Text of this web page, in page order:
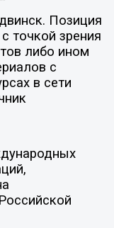
Позиция
точкой зрения
либо ином
с
в сети